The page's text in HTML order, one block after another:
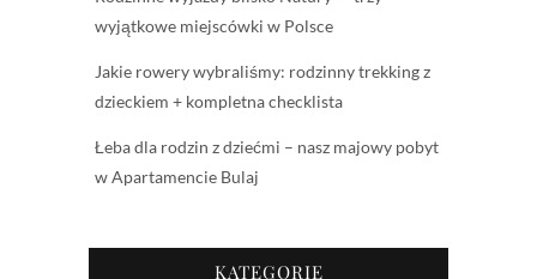
wyjątkowe miejscówki w Polsce
Jakie rowery wybraliśmy: rodzinny trekking z
dzieckiem + kompletna checklista
Łeba dla rodzin z dziećmi – nasz majowy pobyt
w Apartamencie Bulaj
KATEGORIE